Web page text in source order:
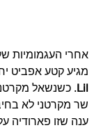
אחרי העגמומיות
מגיע קטע אפביט
Lil. כשנשאל
שר מקרטני לא
ענה שזו פארודיה